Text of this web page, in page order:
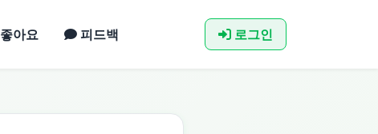
좋아요 피드백 로그인